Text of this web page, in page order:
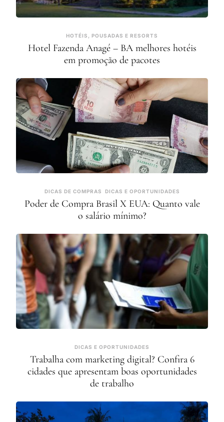
HOTÉIS, POUSADAS E RESORTS
Hotel Fazenda Anagé – BA melhores hotéis
em promoção de pacotes
DICAS DE COMPRAS DICAS E OPORTUNIDADES
Poder de Compra Brasil X EUA: Quanto vale
o salário mínimo?
DICAS E OPORTUNIDADES
Trabalha com marketing digital? Confira 6
cidades que apresentam boas oportunidades
de trabalho